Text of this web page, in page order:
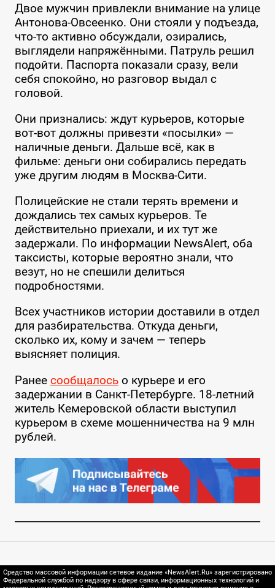
Двое мужчин привлекли внимание на улице
Антонова-Овсеенко. Они стояли у подъезда,
что-то активно обсуждали, озирались,
выглядели напряжёнными. Патруль решил
подойти. Паспорта показали сразу, вели
себя спокойно, но разговор выдал с
головой.
Они признались: ждут курьеров, которые
вот-вот должны привезти «посылки» —
наличные деньги. Дальше всё, как в
фильме: деньги они собирались передать
уже другим людям в Москва-Сити.
Полицейские не стали терять времени и
дождались тех самых курьеров. Те
действительно приехали, и их тут же
задержали. По информации NewsAlert, оба
таксисты, которые вероятно знали, что
везут, но не спешили делиться
подробностями.
Всех участников истории доставили в отдел
для разбирательства. Откуда деньги,
сколько их, кому и зачем — теперь
выясняет полиция.
Ранее сообщалосьо курьере и его
задержании в Санкт-Петербурге. 18-летний
житель Кемеровской области выступил
курьером в схеме мошенничества на 9 млн
рублей.
Средство массовой информации сетевое издание «NewsAlert.Ru» зарегистрировано
Федеральной службой по надзору в сфере связи, информационных технологий и